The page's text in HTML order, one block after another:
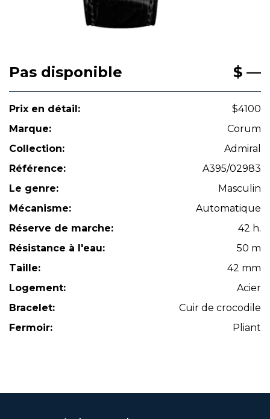
Pas disponible $ —
Prix en détail:
$4100
Marque:
Corum
Collection:
Admiral
Référence:
A395/02983
Le genre:
Masculin
Mécanisme:
Automatique
Réserve de marche:
42 h.
Résistance à l'eau:
50 m
Taille:
42 mm
Logement:
Acier
Bracelet:
Cuir de crocodile
Fermoir:
Pliant